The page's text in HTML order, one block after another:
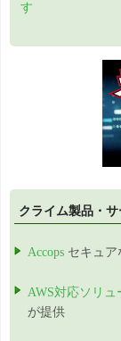
す
クライム製品・サ
Accops セキュア
AWS対応ソリュ
が提供